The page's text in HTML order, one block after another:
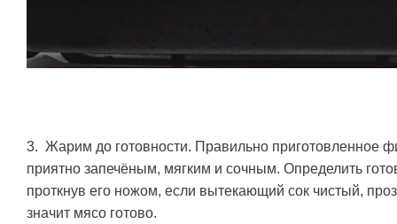
3. Жарим до готовности. Правильно приготовленное
приятно запечёным, мягким и сочным. Определить
проткнув его ножом, если вытекающий сок чистый,
значит мясо готово.